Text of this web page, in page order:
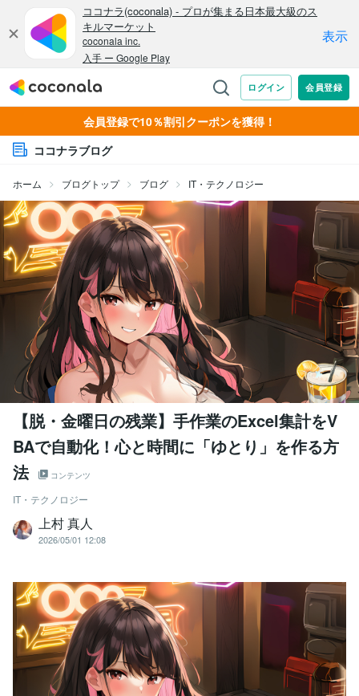
会員登録で10％割引クーポンを獲得！
ココナラブログ
ホーム ブログトップ ブログ IT・テクノロジー
【脱・金曜日の残業】手作業のExcel集計をV
BAで自動化！心と時間に「ゆとり」を作る方
法
コンテンツ
IT・テクノロジー
上村 真人
2026/05/01 12:08